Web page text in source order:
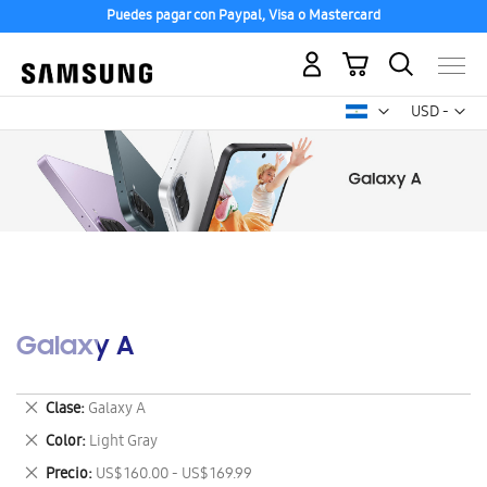
Puedes pagar con Paypal, Visa o Mastercard
USD -
dólar
Mi carrito
Galaxy A
Clase Galaxy A
Eliminar
este
artículo
Color Light Gray
Eliminar
este
Precio US$ 160.00 - US$ 169.99
Eliminar